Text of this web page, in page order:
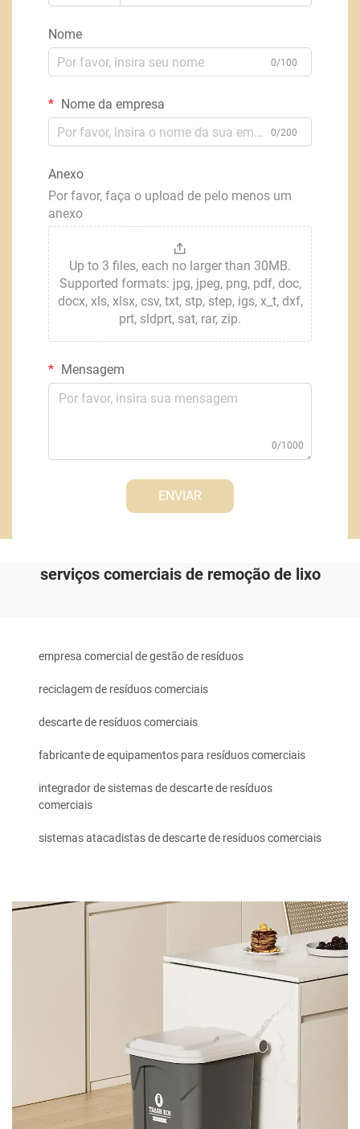
Nome
0/100
Nome da empresa
0/200
Anexo
Por favor, faça o upload de pelo menos um
anexo
Up to 3 files, each no larger than 30MB.
Supported formats: jpg, jpeg, png, pdf, doc,
docx, xls, xlsx, csv, txt, stp, step, igs, x_t, dxf,
prt, sldprt, sat, rar, zip.
Mensagem
0/1000
ENVIAR
serviços comerciais de remoção de lixo
empresa comercial de gestão de resíduos
reciclagem de resíduos comerciais
descarte de resíduos comerciais
fabricante de equipamentos para resíduos comerciais
integrador de sistemas de descarte de resíduos
comerciais
sistemas atacadistas de descarte de resíduos comerciais